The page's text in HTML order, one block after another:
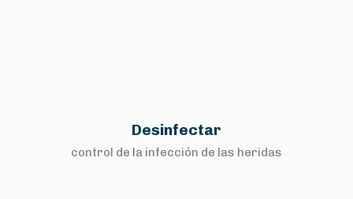
Desinfectar
control de la infección de las heridas